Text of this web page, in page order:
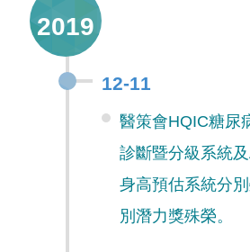
2019
12-11
醫策會HQIC糖尿
診斷暨分級系統
身高預估系統分
別潛力獎殊榮。